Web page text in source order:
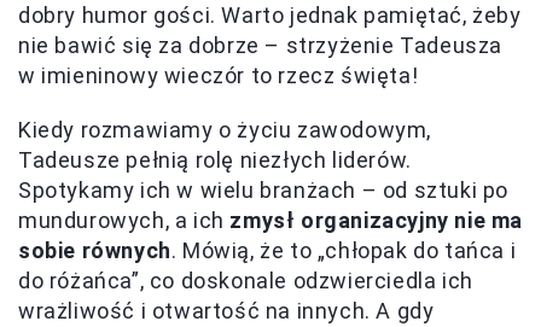
dobry humor gości. Warto jednak pamiętać, żeby
nie bawić się za dobrze – strzyżenie Tadeusza
w imieninowy wieczór to rzecz święta!
Kiedy rozmawiamy o życiu zawodowym,
Tadeusze pełnią rolę niezłych liderów.
Spotykamy ich w wielu branżach – od sztuki po
mundurowych, a ich zmysł organizacyjny nie ma
sobie równych. Mówią, że to „chłopak do tańca i
do różańca”, co doskonale odzwierciedla ich
wrażliwość i otwartość na innych. A gdy